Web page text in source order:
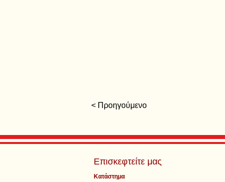
< Προηγούμενο
Επισκεφτείτε μας
Κατάστημα